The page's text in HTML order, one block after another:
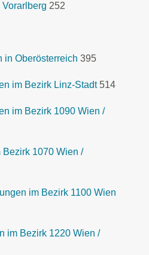
252
in Oberösterreich 395
im Bezirk Linz-Stadt 514
im Bezirk 1090 Wien /
1070 Wien /
im Bezirk 1100 Wien
im Bezirk 1220 Wien /